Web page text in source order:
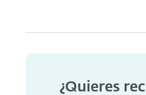
¿Quieres